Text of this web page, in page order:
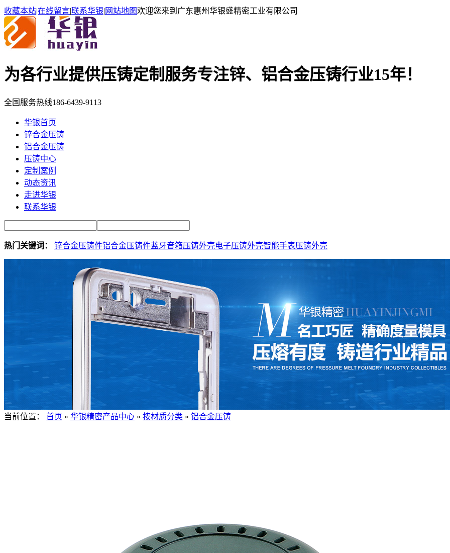
收藏本站|在线留言|联系华银| 网站地图欢迎您来到广东惠州华银盛精密工业有限公司
为各行业提供压铸定制服务专注锌、铝合金压铸行业15年！
全国服务热线186-6439-9113
华银首页
锌合金压铸
铝合金压铸
压铸中心
定制案例
动态资讯
走进华银
联系华银
热门关键词： 锌合金压铸件铝合金压铸件蓝牙音箱压铸外壳电子压铸外壳智能手表压铸外壳
当前位置： 首页 » 华银精密产品中心 » 按材质分类 » 铝合金压铸